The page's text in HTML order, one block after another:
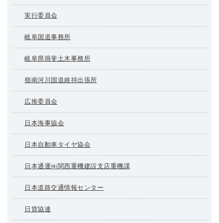
実行委員会
岐阜国道事務所
岐阜県揖斐土木事務所
嶺南河川国道維持出張所
広推委員会
日本海事協会
日本自動車タイヤ協会
日本通運㈱関西重機建設支店重機課
日本道路交通情報センター
日貨協連